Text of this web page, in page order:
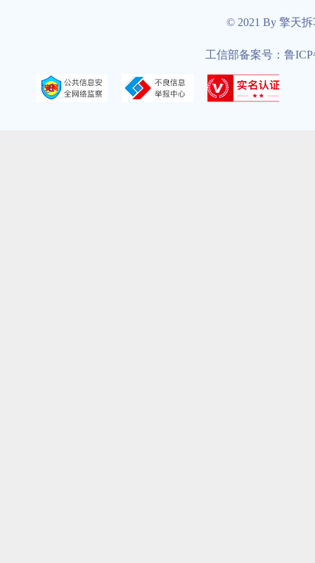
© 2021 By 擎天
工信部备案号：鲁